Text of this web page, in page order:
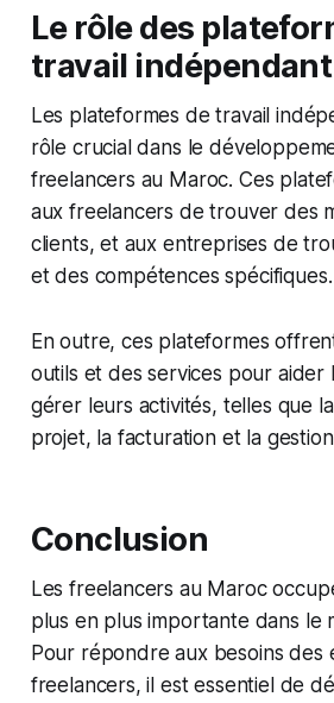
Le rôle des
travail indépendant
Les plateformes de travail
rôle crucial dans le
freelancers au Maroc. Ces
aux freelancers de trouver des
clients, et aux entreprises de
et des compétences spécifiques.
En outre, ces plateformes
outils et des services pour aider
gérer leurs activités, telles que
projet, la facturation et la
Conclusion
Les freelancers au Maroc
plus en plus importante dans le
Pour répondre aux besoins des
freelancers, il est essentiel de